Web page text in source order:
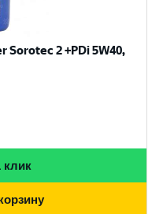
2 +PDi 5W40,
клик